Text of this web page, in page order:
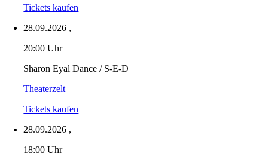
Tickets kaufen
28.09.2026 ,
20:00 Uhr
Sharon Eyal Dance / S-E-D
Theaterzelt
Tickets kaufen
28.09.2026 ,
18:00 Uhr